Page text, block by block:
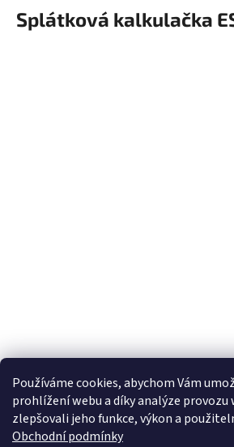
Používáme cookies, abychom Vám
prohlížení webu a díky analýze provozu
zlepšovali jeho funkce, výkon a
Obchodní podmínky
Splátková kalkulačka